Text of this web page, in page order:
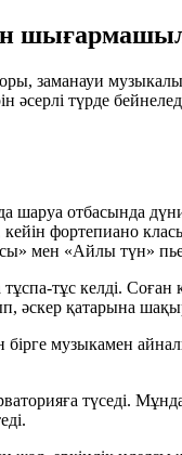
түрде
отбасында
фортепиано
мен «Айлы түн»
тұс келді. Соған
әскер қатарына
бірге музыкамен
түседі.